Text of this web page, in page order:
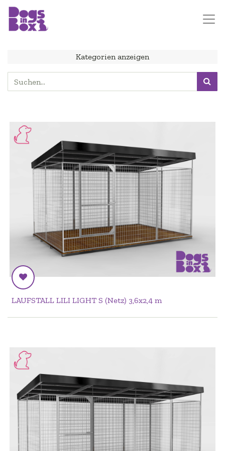
Kategorien anzeigen
LAUFSTALL LILI LIGHT S (Netz) 3,6x2,4 m